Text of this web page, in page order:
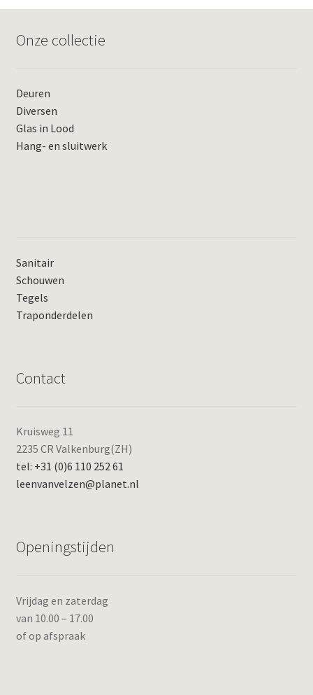
Onze collectie
Deuren
Diversen
Glas in Lood
Hang- en sluitwerk
Sanitair
Schouwen
Tegels
Traponderdelen
Contact
Kruisweg 11
2235 CR Valkenburg(ZH)
tel: +31 (0)6 110 252 61
leenvanvelzen@planet.nl
Openingstijden
Vrijdag en zaterdag
van 10.00 – 17.00
of op afspraak